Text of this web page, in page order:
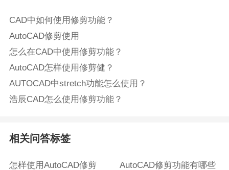
CAD中如何使用修剪功能？
AutoCAD修剪使用
怎么在CAD中使用修剪功能？
AutoCAD怎样使用修剪健？
AUTOCAD中stretch功能怎么使用？
浩辰CAD怎么使用修剪功能？
相关问答标签
怎样使用AutoCAD修剪 AutoCAD修剪功能有哪些